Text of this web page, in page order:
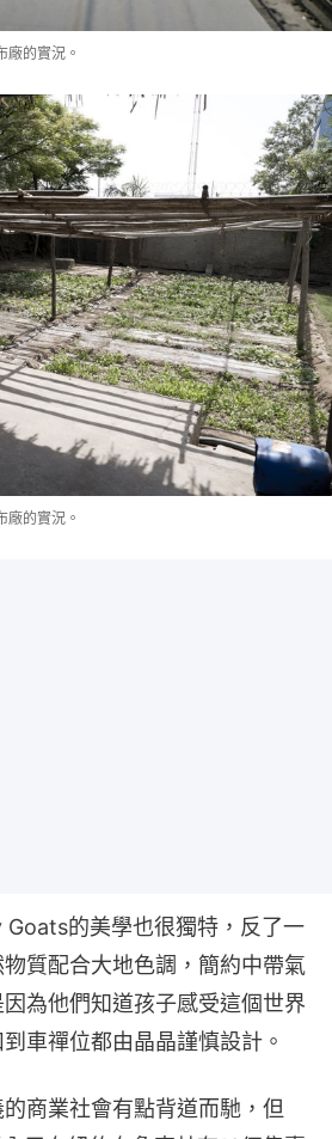
的實況。
的實況。
Goats的美學也很獨特，反了一
質配合大地色調，簡約中帶氣
為他們知道孩子感受這個世界
車禪位都由晶晶謹慎設計。
商業社會有點背道而馳，但